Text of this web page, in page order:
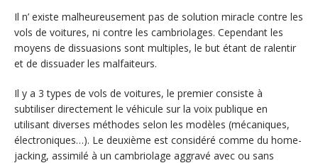
Il n’ existe malheureusement pas de solution miracle contre les
vols de voitures, ni contre les cambriolages. Cependant les
moyens de dissuasions sont multiples, le but étant de ralentir
et de dissuader les malfaiteurs.
Il y a 3 types de vols de voitures, le premier consiste à
subtiliser directement le véhicule sur la voix publique en
utilisant diverses méthodes selon les modèles (mécaniques,
électroniques…). Le deuxième est considéré comme du home-
jacking, assimilé à un cambriolage aggravé avec ou sans